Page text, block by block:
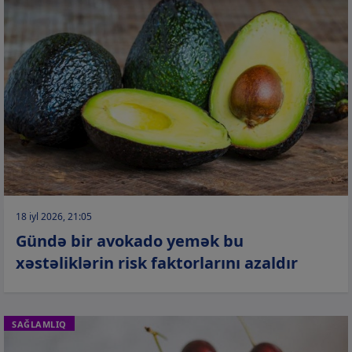
18 iyl 2026, 21:05
Gündə bir avokado yemək bu
xəstəliklərin risk faktorlarını azaldır
SAĞLAMLIQ